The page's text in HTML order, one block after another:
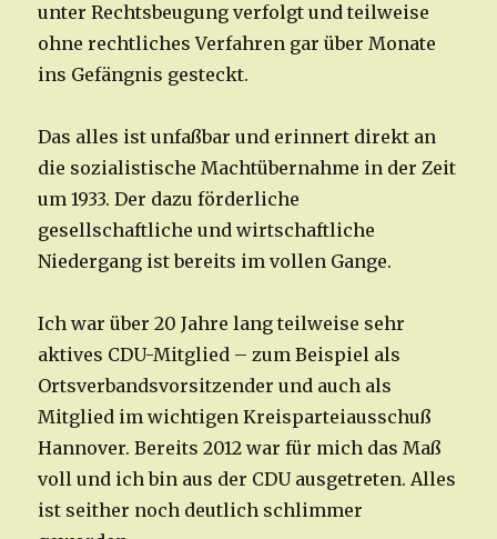
unter Rechtsbeugung verfolgt und teilweise
ohne rechtliches Verfahren gar über Monate
ins Gefängnis gesteckt.
Das alles ist unfaßbar und erinnert direkt an
die sozialistische Machtübernahme in der Zeit
um 1933. Der dazu förderliche
gesellschaftliche und wirtschaftliche
Niedergang ist bereits im vollen Gange.
Ich war über 20 Jahre lang teilweise sehr
aktives CDU-Mitglied – zum Beispiel als
Ortsverbandsvorsitzender und auch als
Mitglied im wichtigen Kreisparteiausschuß
Hannover. Bereits 2012 war für mich das Maß
voll und ich bin aus der CDU ausgetreten. Alles
ist seither noch deutlich schlimmer